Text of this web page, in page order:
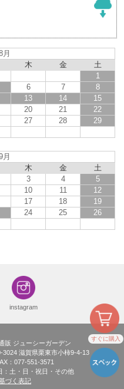
すぐに購入
月
木 金
土
1
6 7
8
13 14
15
20 21
22
27 28
29
月
木 金
土
3 4
5
10 11
12
17 18
19
24 25
26
instagram
販 ジューシーガーデン
滋賀県栗東市小柿9-4-13
：077-551-3571
土・日・祝日・その他
づく表記